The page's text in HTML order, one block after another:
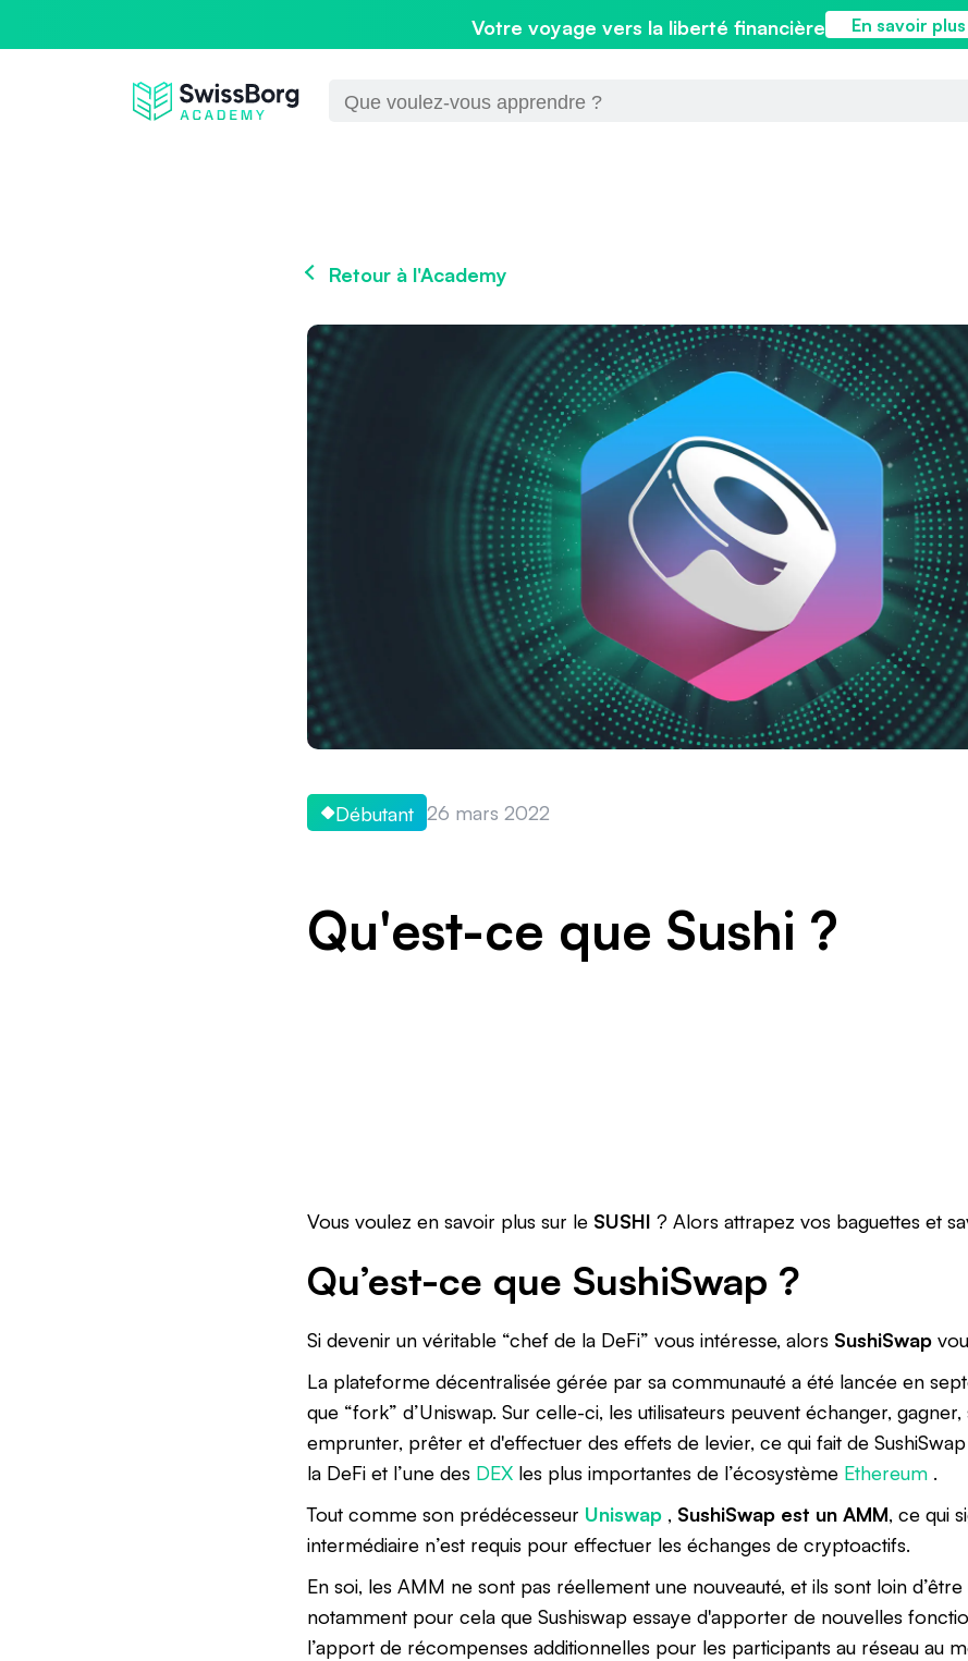
Votre voyage vers la liberté financière En savoir plus
Retour à l'Academy
Débutant 26 mars 2022
Qu'est-ce que Sushi ?
Vous voulez en savoir plus sur le SUSHI ? Alors attrapez vos baguettes et
Qu’est-ce que SushiSwap ?
Si devenir un véritable “chef de la DeFi” vous intéresse, alors SushiSwap
La plateforme décentralisée gérée par sa communauté a été lancée en
que “fork” d’Uniswap. Sur celle-ci, les utilisateurs peuvent échanger,
emprunter, prêter et d'effectuer des effets de levier, ce qui fait de
la DeFi et l’une des DEX les plus importantes de l’écosystème Ethereum .
Tout comme son prédécesseur Uniswap , SushiSwap est un AMM, ce qui
intermédiaire n’est requis pour effectuer les échanges de cryptoactifs.
En soi, les AMM ne sont pas réellement une nouveauté, et ils sont loin d’être
notamment pour cela que Sushiswap essaye d'apporter de nouvelles
l’apport de récompenses additionnelles pour les participants au réseau au